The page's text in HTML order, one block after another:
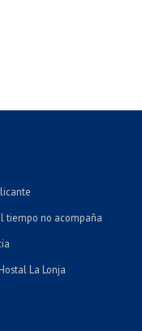
tiempo no acompaña
La Lonja